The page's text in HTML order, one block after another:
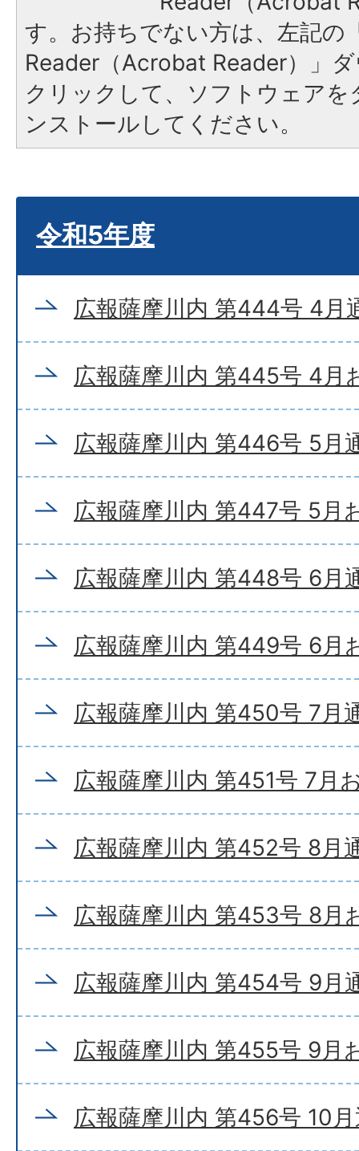
す。お持ちでない方は、左記の
Reader（Acrobat Reader）」
クリックして、ソフトウェア
ンストールしてください。
令和5年度
広報薩摩川内 第444号 4月
広報薩摩川内 第445号 4月
広報薩摩川内 第446号 5月
広報薩摩川内 第447号 5月
広報薩摩川内 第448号 6月
広報薩摩川内 第449号 6月
広報薩摩川内 第450号 7月
広報薩摩川内 第451号 7月
広報薩摩川内 第452号 8月
広報薩摩川内 第453号 8月
広報薩摩川内 第454号 9月
広報薩摩川内 第455号 9月
広報薩摩川内 第456号 10